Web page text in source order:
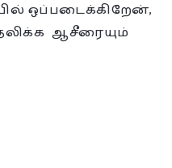
ஒப்படைக்கிறேன்,
ஆசீரையும்